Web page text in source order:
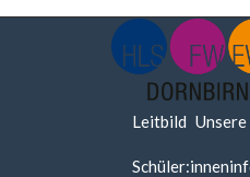
Leitbild Unsere